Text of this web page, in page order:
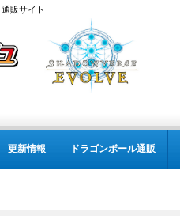
販サイト
更新情報 ドラゴンボール通販